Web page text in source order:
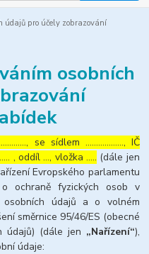
údajů pro účely zobrazování
osobních
se sídlem ………………, IČ
, oddíl …, vložka ….. (dále jen
Evropského parlamentu
ochraně fyzických osob v
osobních údajů a o volném
směrnice 95/46/ES (obecné
údajů) (dále jen „Nařízení“),
údaje: